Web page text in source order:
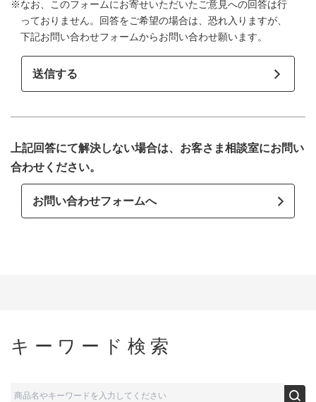
※なお、このフォームにお寄せいただいたご意見への回答は行
っておりません。回答をご希望の場合は、恐れ入りますが、
下記お問い合わせフォームからお問い合わせ願います。
上記回答にて解決しない場合は、お客さま相談室にお問い
合わせください。
お問い合わせフォームへ
キーワード検索